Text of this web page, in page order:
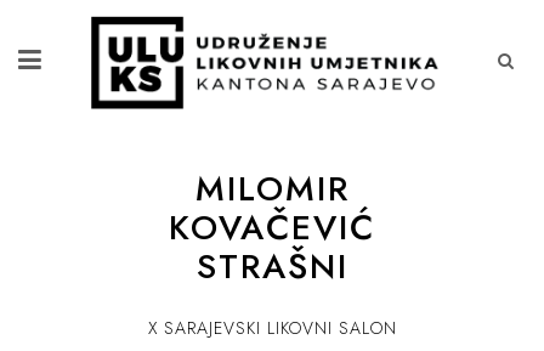
MILOMIR
KOVAČEVIĆ
STRAŠNI
X SARAJEVSKI LIKOVNI SALON